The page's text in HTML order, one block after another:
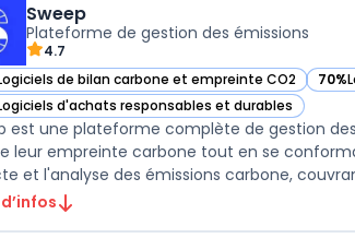
Sweep
Plateforme de gestion des émissions
4.7
de bilan carbone et empreinte CO2
Sweep dans cette catégorie 70%
—
d'achats responsables et durables
Sweep dans cette catégorie
est une plateforme complète de gestion
leur empreinte carbone tout en se
et l'analyse des émissions carbone,